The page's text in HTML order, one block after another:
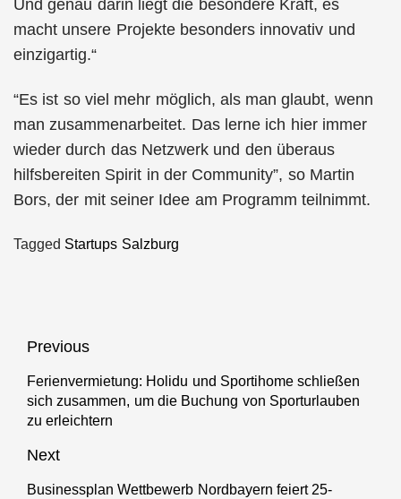
Und genau darin liegt die besondere Kraft, es
macht unsere Projekte besonders innovativ und
einzigartig.“
“Es ist so viel mehr möglich, als man glaubt, wenn
man zusammenarbeitet. Das lerne ich hier immer
wieder durch das Netzwerk und den überaus
hilfsbereiten Spirit in der Community”, so Martin
Bors, der mit seiner Idee am Programm teilnimmt.
Tagged Startups Salzburg
Beitragsnavigation
Previous
Previous
post:
Ferienvermietung: Holidu und Sportihome schließen
sich zusammen, um die Buchung von Sporturlauben
zu erleichtern
Next
Next
Businessplan Wettbewerb Nordbayern feiert 25-